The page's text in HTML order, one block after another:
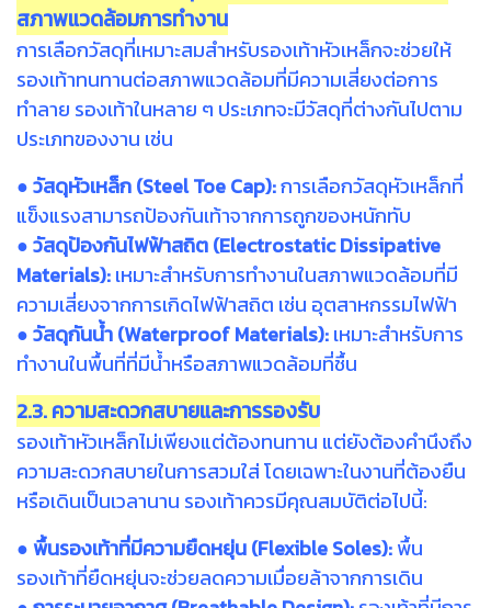
สภาพแวดล้อมการทำงาน
การเลือกวัสดุที่เหมาะสมสำหรับรองเท้าหัวเหล็กจะช่วยให้
รองเท้าทนทานต่อสภาพแวดล้อมที่มีความเสี่ยงต่อการ
ทำลาย รองเท้าในหลาย ๆ ประเภทจะมีวัสดุที่ต่างกันไปตาม
ประเภทของงาน เช่น
● วัสดุหัวเหล็ก (Steel Toe Cap):การเลือกวัสดุหัวเหล็กที่
แข็งแรงสามารถป้องกันเท้าจากการถูกของหนักทับ
● วัสดุป้องกันไฟฟ้าสถิต (Electrostatic Dissipative
Materials):เหมาะสำหรับการทำงานในสภาพแวดล้อมที่มี
ความเสี่ยงจากการเกิดไฟฟ้าสถิต เช่น อุตสาหกรรมไฟฟ้า
● วัสดุกันน้ำ (Waterproof Materials):เหมาะสำหรับการ
ทำงานในพื้นที่ที่มีน้ำหรือสภาพแวดล้อมที่ชื้น
2.3. ความสะดวกสบายและการรองรับ
รองเท้าหัวเหล็กไม่เพียงแต่ต้องทนทาน แต่ยังต้องคำนึงถึง
ความสะดวกสบายในการสวมใส่ โดยเฉพาะในงานที่ต้องยืน
หรือเดินเป็นเวลานาน รองเท้าควรมีคุณสมบัติต่อไปนี้:
● พื้นรองเท้าที่มีความยืดหยุ่น (Flexible Soles):พื้น
รองเท้าที่ยืดหยุ่นจะช่วยลดความเมื่อยล้าจากการเดิน